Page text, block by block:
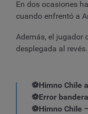
En dos ocasiones
cuando enfrentó a
Además, el jugador
desplegada al revés.
⚽️Himno Chile
⚽️Error
⚽️Himno Chile